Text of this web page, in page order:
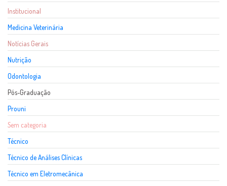
Institucional
Medicina Veterinária
Notícias Gerais
Nutrição
Odontologia
Pós-Graduação
Prouni
Sem categoria
Técnico
Técnico de Análises Clínicas
Técnico em Eletromecânica